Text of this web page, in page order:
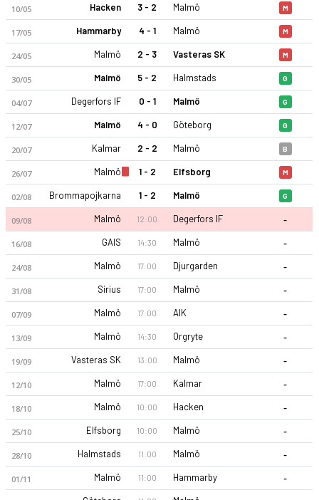
Malmö FF 2026 sezonu | Allsvenskan'de 5. sırada, 23
10/05 Hacken 3 - 2 Malmö M
17/05 Hammarby 4 - 1 Malmö M
24/05 Malmö 2 - 3 Vasteras SK M
30/05 Malmö 5 - 2 Halmstads G
04/07 Degerfors IF 0 - 1 Malmö G
12/07 Malmö 4 - 0 Göteborg G
20/07 Kalmar 2 - 2 Malmö B
26/07 Malmö 1 - 2 Elfsborg M
02/08 Brommapojkarna 1 - 2 Malmö G
09/08 Malmö 12:00 Degerfors IF -
16/08 GAIS 14:30 Malmö -
24/08 Malmö 17:00 Djurgarden -
31/08 Sirius 17:00 Malmö -
07/09 Malmö 17:00 AIK -
13/09 Malmö 14:30 Orgryte -
19/09 Vasteras SK 13:00 Malmö -
12/10 Malmö 17:00 Kalmar -
18/10 Malmö 10:00 Hacken -
25/10 Elfsborg 10:00 Malmö -
28/10 Halmstads 11:00 Malmö -
01/11 Malmö 11:00 Hammarby -